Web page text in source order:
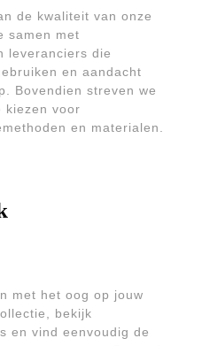
de kwaliteit van onze
samen met
leveranciers die
en aandacht
Bovendien streven we
kiezen voor
en materialen.
met het oog op jouw
bekijk
en vind eenvoudig de